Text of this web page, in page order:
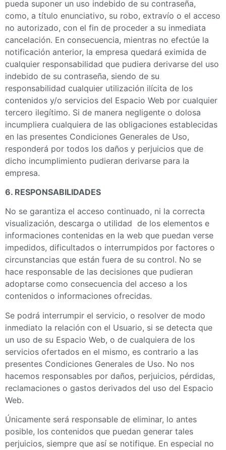
pueda suponer un uso indebido de su contraseña,
como, a título enunciativo, su robo, extravío o el acceso
no autorizado, con el fin de proceder a su inmediata
cancelación. En consecuencia, mientras no efectúe la
notificación anterior, la empresa quedará eximida de
cualquier responsabilidad que pudiera derivarse del uso
indebido de su contraseña, siendo de su
responsabilidad cualquier utilización ilícita de los
contenidos y/o servicios del Espacio Web por cualquier
tercero ilegítimo. Si de manera negligente o dolosa
incumpliera cualquiera de las obligaciones establecidas
en las presentes Condiciones Generales de Uso,
responderá por todos los daños y perjuicios que de
dicho incumplimiento pudieran derivarse para la
empresa.
6. RESPONSABILIDADES
No se garantiza el acceso continuado, ni la correcta
visualización, descarga o utilidad de los elementos e
informaciones contenidas en la web que puedan verse
impedidos, dificultados o interrumpidos por factores o
circunstancias que están fuera de su control. No se
hace responsable de las decisiones que pudieran
adoptarse como consecuencia del acceso a los
contenidos o informaciones ofrecidas.
Se podrá interrumpir el servicio, o resolver de modo
inmediato la relación con el Usuario, si se detecta que
un uso de su Espacio Web, o de cualquiera de los
servicios ofertados en el mismo, es contrario a las
presentes Condiciones Generales de Uso. No nos
hacemos responsables por daños, perjuicios, pérdidas,
reclamaciones o gastos derivados del uso del Espacio
Web.
Únicamente será responsable de eliminar, lo antes
posible, los contenidos que puedan generar tales
perjuicios, siempre que así se notifique. En especial no